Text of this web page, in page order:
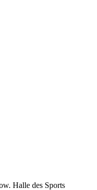
. Halle des Sports